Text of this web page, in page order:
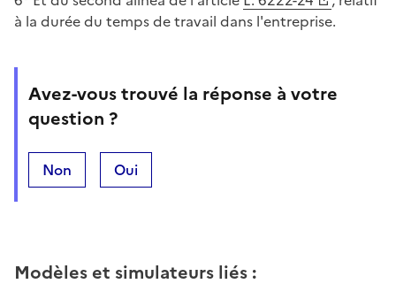
à la durée du temps de travail dans l'entreprise.
Avez-vous trouvé la réponse à votre
question ?
Non Oui
Modèles et simulateurs liés :